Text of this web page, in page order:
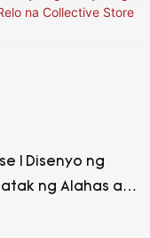
| Disenyo ng
ng Alahas at